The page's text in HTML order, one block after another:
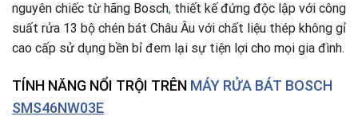
nguyên chiếc từ hãng Bosch, thiết kế đứng độc lập với công
suất rửa 13 bộ chén bát Châu Âu với chất liệu thép không gỉ
cao cấp sử dụng bền bỉ đem lại sự tiện lợi cho mọi gia đình.
TÍNH NĂNG NỔI TRỘI TRÊN MÁY RỬA BÁT BOSCH
SMS46NW03E